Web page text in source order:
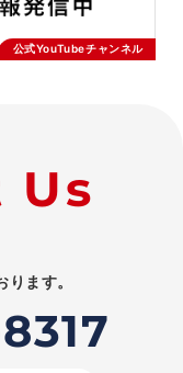
公式YouTubeチャンネル
Us
ます。